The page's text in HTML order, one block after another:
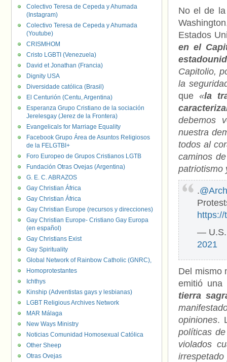
No el de
Estados
en el
Capitolio,
la
que«la
debemos
nuestra
todos al
caminos
patriotismo
.
— U.S.
2021
Del mismo
emitió una
tierra
opiniones.
políticas
violados
irrespetado
Colectivo Teresa de Cepeda y Ahumada
(Instagram)
Colectivo Teresa de Cepeda y Ahumada
(Youtube)
CRISMHOM
Cristo LGBTI (Venezuela)
David et Jonathan (Francia)
Dignity USA
Diversidade católica (Brasil)
El Centurión (Centu, Argentina)
Esperanza Grupo Cristiano de la sociación
Jerelesgay (Jerez de la Frontera)
Evangelicals for Marriage Equality
Facebook Grupo Área de Asuntos Religiosos
de la FELGTBI+
Foro Europeo de Grupos Cristianos LGTB
Fundación Otras Ovejas (Argentina)
G. E. C. ABRAZOS
Gay Christian África
Gay Christian África
Gay Christian Europe (recursos y direcciones)
Gay Christian Europe- Cristiano Gay Europa
(en español)
Gay Christians Exist
Gay Spirituality
Global Network of Rainbow Catholic (GNRC),
Homoprotestantes
Ichthys
Kinship (Adventistas gays y lesbianas)
LGBT Religious Archives Network
MAR Málaga
New Ways Ministry
Noticias Comunidad Homosexual Católica
Other Sheep
Otras Ovejas